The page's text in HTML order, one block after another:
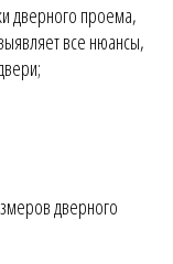
дверного проема,
все нюансы,
дверного